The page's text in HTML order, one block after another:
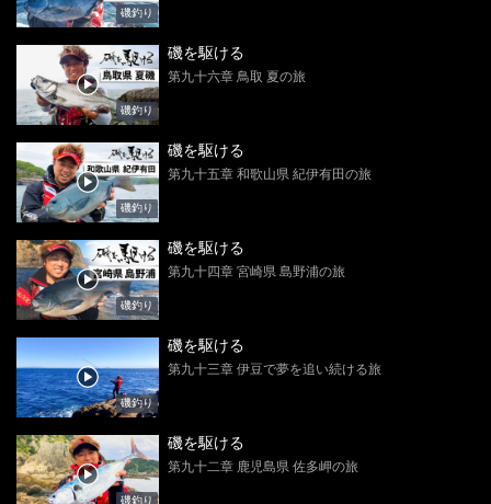
磯釣り
磯釣り
磯を駆ける
第九十六章 鳥取 夏の旅
磯釣り
磯を駆ける
第九十五章 和歌山県 紀伊有田の旅
磯釣り
磯を駆ける
第九十四章 宮崎県 島野浦の旅
磯釣り
磯を駆ける
第九十三章 伊豆で夢を追い続ける旅
磯釣り
磯を駆ける
第九十二章 鹿児島県 佐多岬の旅